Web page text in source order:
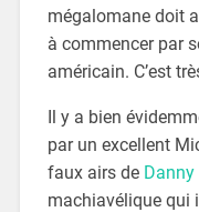
mégalomane doit
à commencer par
américain. C’est
Il y a bien
par un excellent
faux airs de Danny
machiavélique qui